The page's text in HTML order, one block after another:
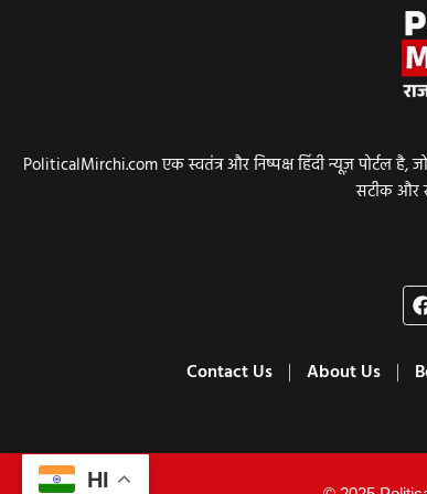
PoliticalMirchi.com एक स्वतंत्र और निष्पक्ष हिंदी न्यूज़
सटीक और
Contact Us About Us
HI